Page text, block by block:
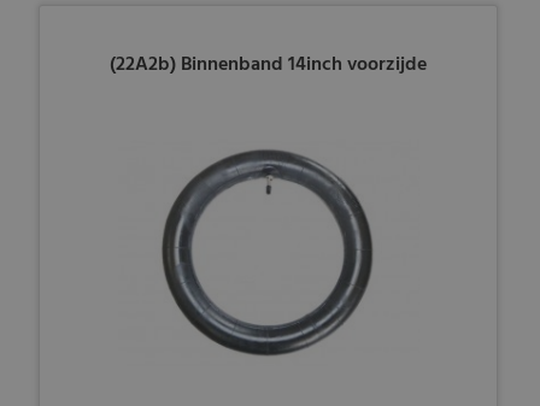
(22A2b) Binnenband 14inch voorzijde